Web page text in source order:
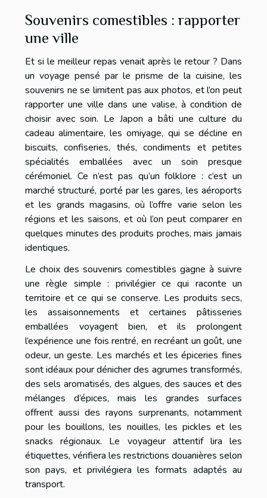
Souvenirs comestibles : rapporter
une ville
Et si le meilleur repas venait après le retour ? Dans
un voyage pensé par le prisme de la cuisine, les
souvenirs ne se limitent pas aux photos, et l’on peut
rapporter une ville dans une valise, à condition de
choisir avec soin. Le Japon a bâti une culture du
cadeau alimentaire, les omiyage, qui se décline en
biscuits, confiseries, thés, condiments et petites
spécialités emballées avec un soin presque
cérémoniel. Ce n’est pas qu’un folklore : c’est un
marché structuré, porté par les gares, les aéroports
et les grands magasins, où l’offre varie selon les
régions et les saisons, et où l’on peut comparer en
quelques minutes des produits proches, mais jamais
identiques.
Le choix des souvenirs comestibles gagne à suivre
une règle simple : privilégier ce qui raconte un
territoire et ce qui se conserve. Les produits secs,
les assaisonnements et certaines pâtisseries
emballées voyagent bien, et ils prolongent
l’expérience une fois rentré, en recréant un goût, une
odeur, un geste. Les marchés et les épiceries fines
sont idéaux pour dénicher des agrumes transformés,
des sels aromatisés, des algues, des sauces et des
mélanges d’épices, mais les grandes surfaces
offrent aussi des rayons surprenants, notamment
pour les bouillons, les nouilles, les pickles et les
snacks régionaux. Le voyageur attentif lira les
étiquettes, vérifiera les restrictions douanières selon
son pays, et privilégiera les formats adaptés au
transport.